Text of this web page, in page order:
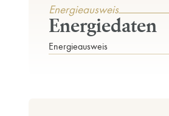
Energieausweis
Energiedaten
Energieausweis